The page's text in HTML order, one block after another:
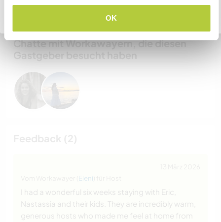
OK
Chatte mit Workawayern, die diesen
Gastgeber besucht haben
Eleni
I had a wonderful six weeks staying with Eric,
Nastassia and their kids. They are incredibly warm,
generous hosts who made me feel at home from
Zurück zur vollständigen Gastgeberliste